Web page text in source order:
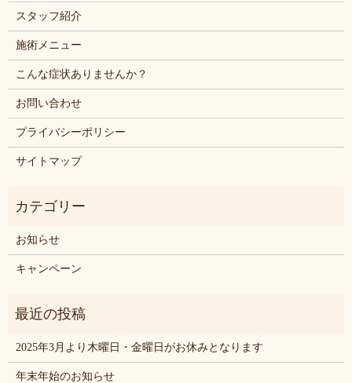
スタッフ紹介
施術メニュー
こんな症状ありませんか？
お問い合わせ
プライバシーポリシー
サイトマップ
お知らせ
キャンペーン
2025年3月より木曜日・金曜日がお休みとなります
年末年始のお知らせ